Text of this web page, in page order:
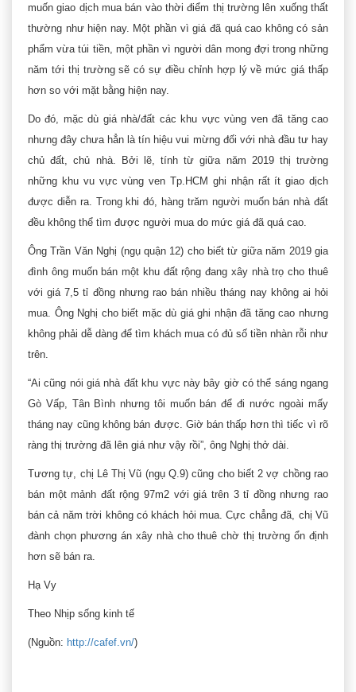
muốn giao dịch mua bán vào thời điểm thị trường lên xuống thất
thường như hiện nay. Một phần vì giá đã quá cao không có sản
phẩm vừa túi tiền, một phần vì người dân mong đợi trong những
năm tới thị trường sẽ có sự điều chỉnh hợp lý về mức giá thấp
hơn so với mặt bằng hiện nay.
Do đó, mặc dù giá nhà/đất các khu vực vùng ven đã tăng cao
nhưng đây chưa hẳn là tín hiệu vui mừng đối với nhà đầu tư hay
chủ đất, chủ nhà. Bởi lẽ, tính từ giữa năm 2019 thị trường
những khu vu vực vùng ven Tp.HCM ghi nhận rất ít giao dịch
được diễn ra. Trong khi đó, hàng trăm người muốn bán nhà đất
đều không thể tìm được người mua do mức giá đã quá cao.
Ông Trần Văn Nghị (ngụ quận 12) cho biết từ giữa năm 2019 gia
đình ông muốn bán một khu đất rộng đang xây nhà trọ cho thuê
với giá 7,5 tỉ đồng nhưng rao bán nhiều tháng nay không ai hỏi
mua. Ông Nghị cho biết mặc dù giá ghi nhận đã tăng cao nhưng
không phải dễ dàng để tìm khách mua có đủ số tiền nhàn rỗi như
trên.
“Ai cũng nói giá nhà đất khu vực này bây giờ có thể sáng ngang
Gò Vấp, Tân Bình nhưng tôi muốn bán để đi nước ngoài mấy
tháng nay cũng không bán được. Giờ bán thấp hơn thì tiếc vì rõ
ràng thị trường đã lên giá như vậy rồi”, ông Nghị thở dài.
Tương tự, chị Lê Thị Vũ (ngụ Q.9) cũng cho biết 2 vợ chồng rao
bán một mảnh đất rộng 97m2 với giá trên 3 tỉ đồng nhưng rao
bán cả năm trời không có khách hỏi mua. Cực chẳng đã, chị Vũ
đành chọn phương án xây nhà cho thuê chờ thị trường ổn định
hơn sẽ bán ra.
Hạ Vy
Theo Nhịp sống kinh tế
(Nguồn: http://cafef.vn/)